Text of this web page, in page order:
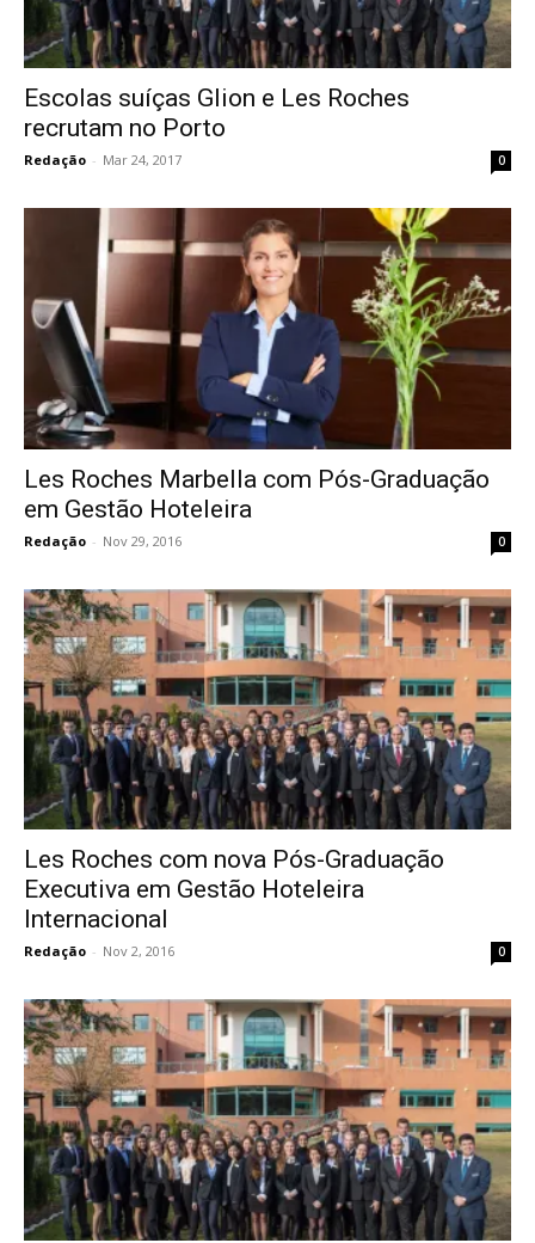
Escolas suíças Glion e Les Roches
recrutam no Porto
Redação - Mar 24, 2017 0
Les Roches Marbella com Pós-Graduação
em Gestão Hoteleira
Redação - Nov 29, 2016 0
Les Roches com nova Pós-Graduação
Executiva em Gestão Hoteleira
Internacional
Redação - Nov 2, 2016 0